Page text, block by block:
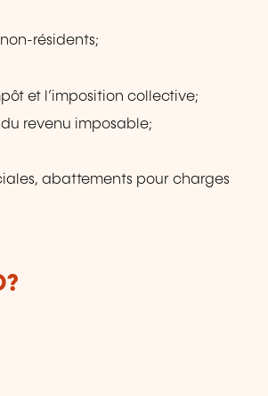
résidents;
et l’imposition collective;
revenu imposable;
abattements pour charges